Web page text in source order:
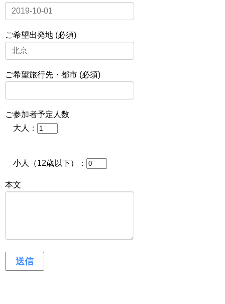
ご希望出発地 (必須)
ご希望旅行先・都市 (必須)
ご参加者予定人数
大人：
小人（12歳以下）：
本文